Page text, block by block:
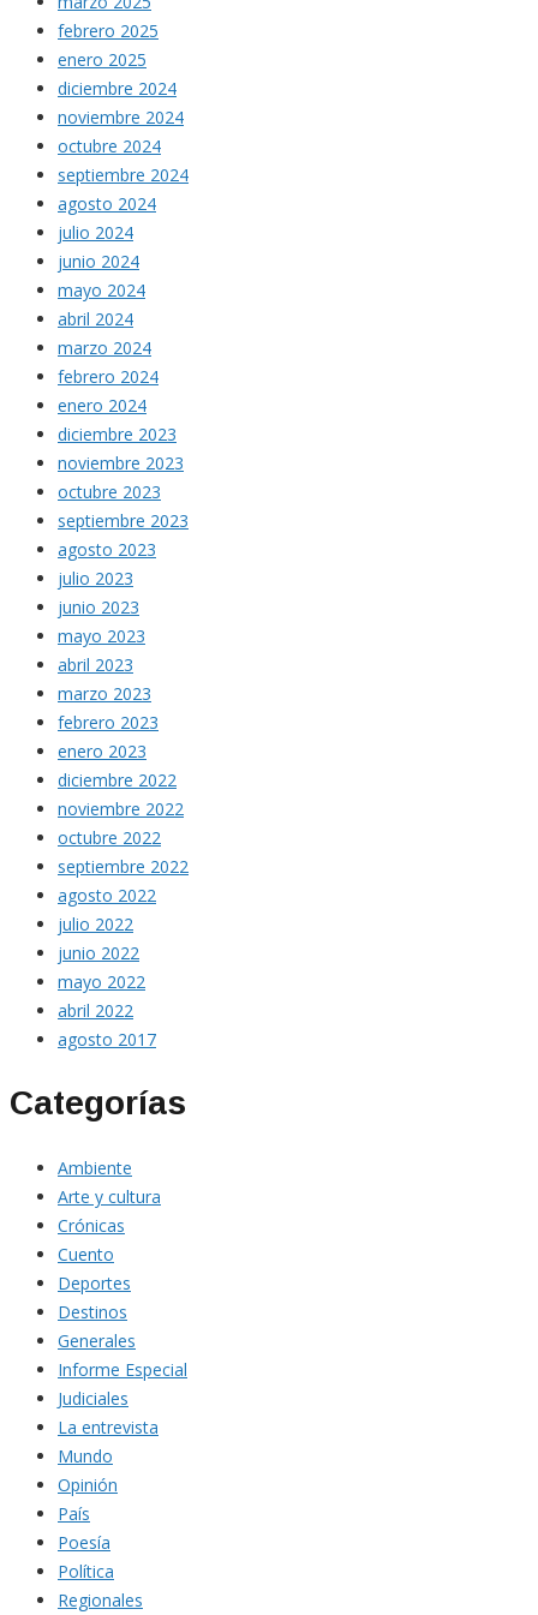
febrero 2025
enero 2025
diciembre 2024
noviembre 2024
octubre 2024
septiembre 2024
agosto 2024
julio 2024
junio 2024
mayo 2024
abril 2024
marzo 2024
febrero 2024
enero 2024
diciembre 2023
noviembre 2023
octubre 2023
septiembre 2023
agosto 2023
julio 2023
junio 2023
mayo 2023
abril 2023
marzo 2023
febrero 2023
enero 2023
diciembre 2022
noviembre 2022
octubre 2022
septiembre 2022
agosto 2022
julio 2022
junio 2022
mayo 2022
abril 2022
agosto 2017
Categorías
Ambiente
Arte y cultura
Crónicas
Cuento
Deportes
Destinos
Generales
Informe Especial
Judiciales
La entrevista
Mundo
Opinión
País
Poesía
Política
Regionales